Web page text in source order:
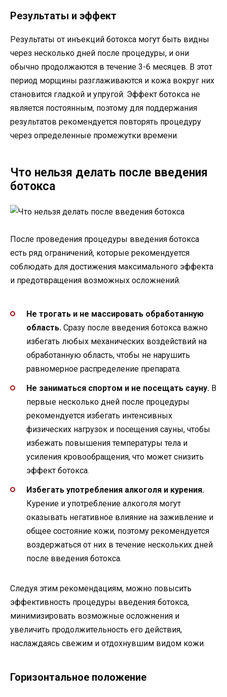
Результаты и эффект
Результаты от инъекций ботокса могут быть видны
через несколько дней после процедуры, и они
обычно продолжаются в течение 3-6 месяцев. В этот
период морщины разглаживаются и кожа вокруг них
становится гладкой и упругой. Эффект ботокса не
является постоянным, поэтому для поддержания
результатов рекомендуется повторять процедуру
через определенные промежутки времени.
Что нельзя делать после введения
ботокса
После проведения процедуры введения ботокса
есть ряд ограничений, которые рекомендуется
соблюдать для достижения максимального эффекта
и предотвращения возможных осложнений.
Не трогать и не массировать обработанную
область. Сразу после введения ботокса важно
избегать любых механических воздействий на
обработанную область, чтобы не нарушить
равномерное распределение препарата.
Не заниматься спортом и не посещать сауну. В
первые несколько дней после процедуры
рекомендуется избегать интенсивных
физических нагрузок и посещения сауны, чтобы
избежать повышения температуры тела и
усиления кровообращения, что может снизить
эффект ботокса.
Избегать употребления алкоголя и курения.
Курение и употребление алкоголя могут
оказывать негативное влияние на заживление и
общее состояние кожи, поэтому рекомендуется
воздержаться от них в течение нескольких дней
после введения ботокса.
Следуя этим рекомендациям, можно повысить
эффективность процедуры введения ботокса,
минимизировать возможные осложнения и
увеличить продолжительность его действия,
наслаждаясь свежим и отдохнувшим видом кожи.
Горизонтальное положение